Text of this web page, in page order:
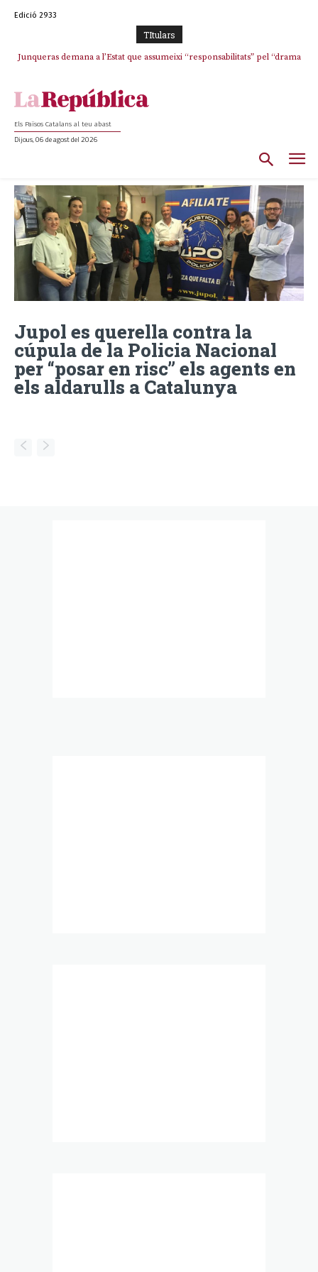
Edició 2933
TItulars
Junqueras demana a l’Estat que assumeixi “responsabilitats” pel “drama
Els Països Catalans al teu abast
Dijous, 06 de agost del 2026
Jupol es querella contra la
cúpula de la Policia Nacional
per “posar en risc” els agents en
els aldarulls a Catalunya